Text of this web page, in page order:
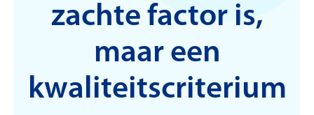
zachte factor is,
maar een
kwaliteitscriterium